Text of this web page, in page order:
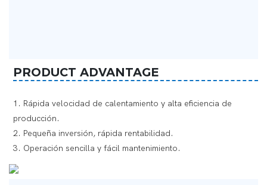
PRODUCT ADVANTAGE
1. Rápida velocidad de calentamiento y alta eficiencia de
producción.
2. Pequeña inversión, rápida rentabilidad.
3. Operación sencilla y fácil mantenimiento.